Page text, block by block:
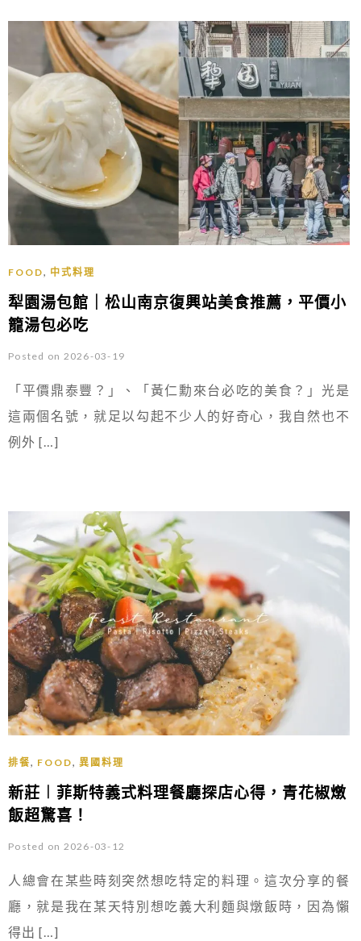
FOOD, 中式料理
犁園湯包館｜松山南京復興站美食推薦，平價小
籠湯包必吃
Posted on 2026-03-19
「平價鼎泰豐？」、「黃仁勳來台必吃的美食？」光是
這兩個名號，就足以勾起不少人的好奇心，我自然也不
例外 […]
排餐, FOOD, 異國料理
新莊︱菲斯特義式料理餐廳探店心得，青花椒燉
飯超驚喜！
Posted on 2026-03-12
人總會在某些時刻突然想吃特定的料理。這次分享的餐
廳，就是我在某天特別想吃義大利麵與燉飯時，因為懶
得出 […]